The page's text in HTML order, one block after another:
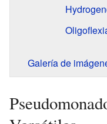
Galería de